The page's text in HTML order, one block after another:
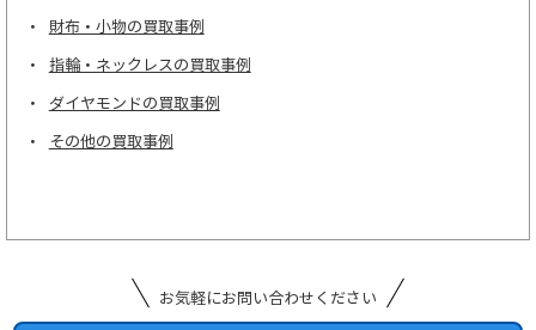
財布・小物の買取事例
指輪・ネックレスの買取事例
ダイヤモンドの買取事例
その他の買取事例
お気軽にお問い合わせください